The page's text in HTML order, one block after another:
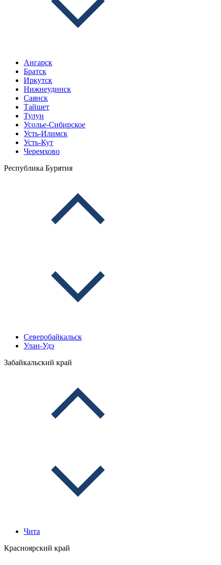
Ангарск
Братск
Иркутск
Нижнеудинск
Саянск
Тайшет
Тулун
Усолье-Сибирское
Усть-Илимск
Усть-Кут
Черемхово
Республика Бурятия
Северобайкальск
Улан-Удэ
Забайкальский край
Чита
Красноярский край